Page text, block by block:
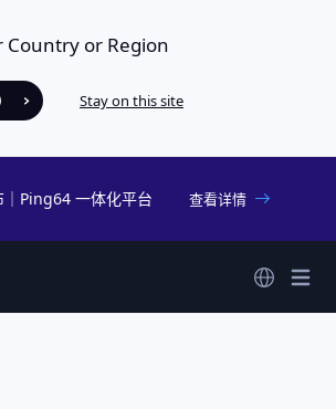
Country or Region
Stay on this site
｜Ping64 一体化平台 查看详情